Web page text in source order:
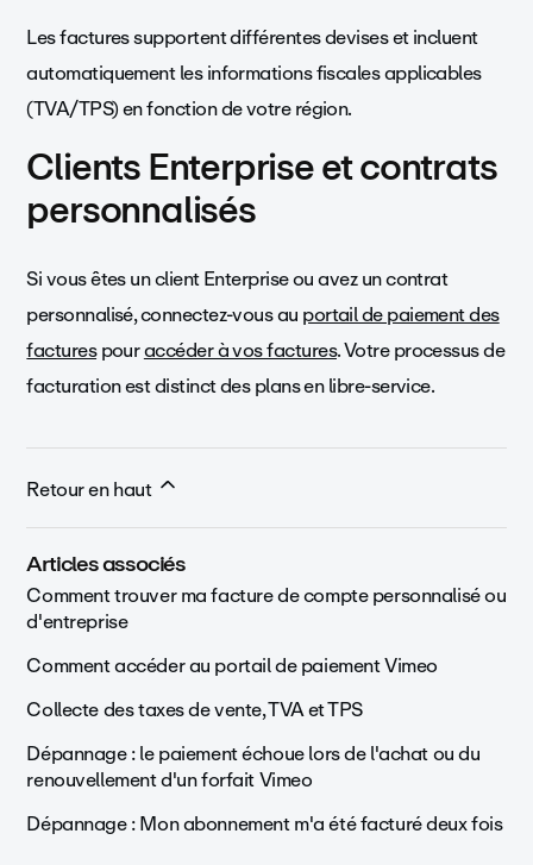
Les factures supportent différentes devises et incluent
automatiquement les informations fiscales applicables
(TVA/TPS) en fonction de votre région.
Clients Enterprise et contrats
personnalisés
Si vous êtes un client Enterprise ou avez un contrat
personnalisé, connectez-vous auportail de paiement des
facturespouraccéder à vos factures. Votre processus de
facturation est distinct des plans en libre-service.
Retour en haut
Articles associés
Comment trouver ma facture de compte personnalisé ou
d'entreprise
Comment accéder au portail de paiement Vimeo
Collecte des taxes de vente, TVA et TPS
Dépannage : le paiement échoue lors de l'achat ou du
renouvellement d'un forfait Vimeo
Dépannage : Mon abonnement m'a été facturé deux fois